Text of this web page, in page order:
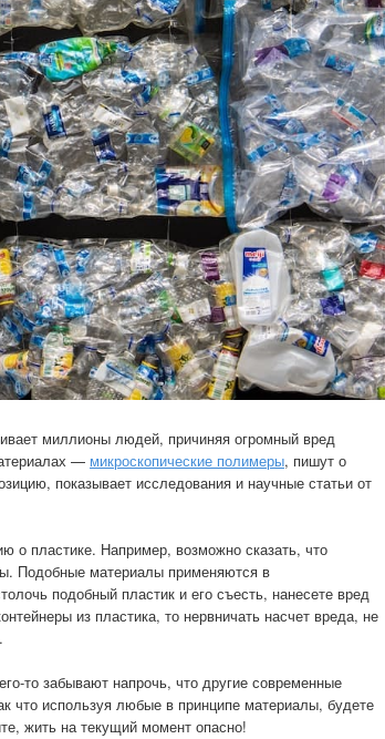
миллионы людей, причиняя огромный вред
— микроскопические полимеры, пишут о
показывает исследования и научные статьи от
о пластике. Например, возможно сказать, что
Подобные материалы применяются в
подобный пластик и его съесть, нанесете вред
из пластика, то нервничать насчет вреда, не
то забывают напрочь, что другие современные
что используя любые в принципе материалы, будете
жить на текущий момент опасно!